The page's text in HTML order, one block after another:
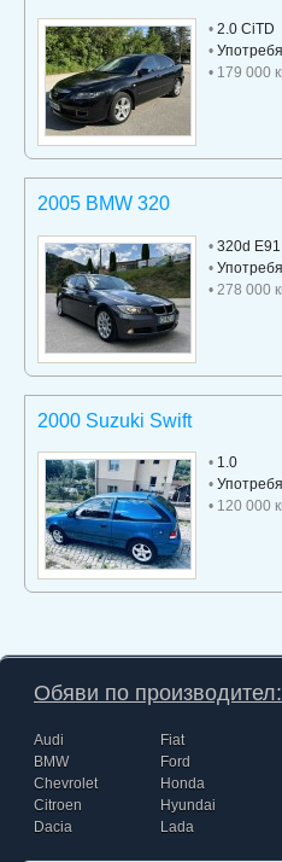
• 2.0 CiTD
•
• 179 000
2005 BMW 320
• 320d E91
•
• 278 000
2000 Suzuki Swift
• 1.0
•
• 120 000
Обяви по производител:
Audi
BMW
Chevrolet
Citroen
Dacia
Fiat
Ford
Honda
Hyundai
Lada